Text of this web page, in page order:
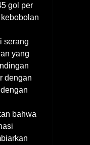
gol per
serang
yang
dengan
bahwa